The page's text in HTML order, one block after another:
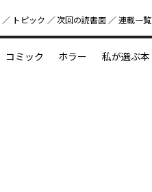
トピック 次回の読書⾯ 連載一覧
コミック ホラー 私が選ぶ本